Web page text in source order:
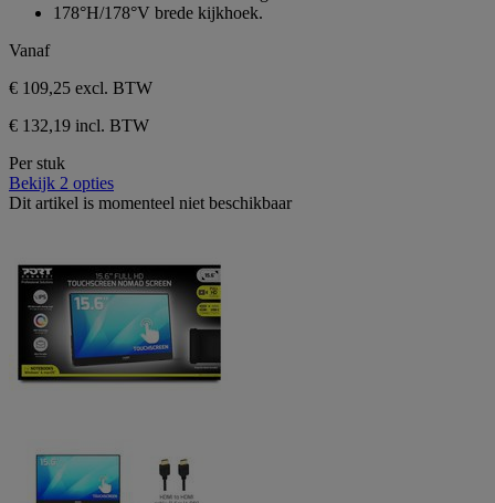
178°H/178°V brede kijkhoek.
Vanaf
€ 109,25 excl. BTW
€ 132,19 incl. BTW
Per stuk
Bekijk 2 opties
Dit artikel is momenteel niet beschikbaar